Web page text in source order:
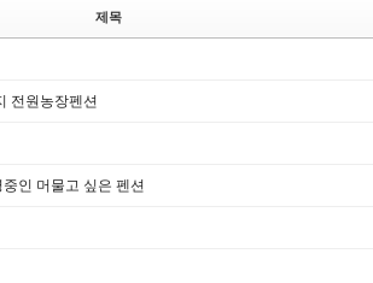
제목
전원농장펜션
인 머물고 싶은 펜션